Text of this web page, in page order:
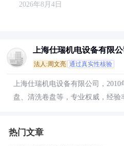
2026年8月4日
上海仕瑞机电设备有限公
法人:周文亮 通过真实性核验
上海仕瑞机电设备有限公司，
盘、清洗卷盘等，专业权威，经验
热门文章